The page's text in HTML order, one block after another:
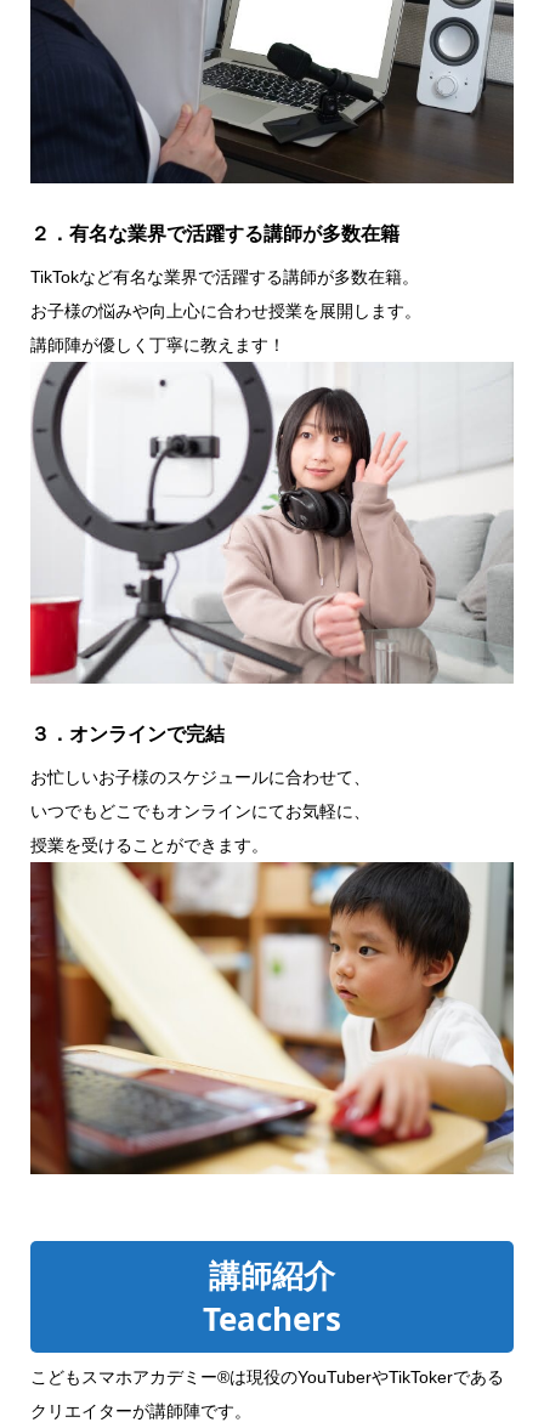
２．有名な業界で活躍する講師が多数在籍
TikTokなど有名な業界で活躍する講師が多数在籍。
お子様の悩みや向上心に合わせ授業を展開します。
講師陣が優しく丁寧に教えます！
３．オンラインで完結
お忙しいお子様のスケジュールに合わせて、
いつでもどこでもオンラインにてお気軽に、
授業を受けることができます。
講師紹介
Teachers
こどもスマホアカデミー®は現役のYouTuberやTikTokerである
クリエイターが講師陣です。